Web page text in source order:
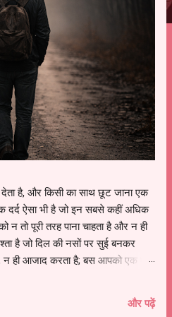
है, और किसी का साथ छूट जाना एक
दर्द ऐसा भी है जो इन सबसे कहीं अधिक
न तो पूरी तरह पाना चाहता है और न ही
है जो दिल की नसों पर सुई बनकर
ही आजाद करता है; बस आपको एक ऐसे
दर्द: जो आपको चाहता था, पर
आपकी मुस्कान में अपना भविष्य देखा था,
और पढ़ें